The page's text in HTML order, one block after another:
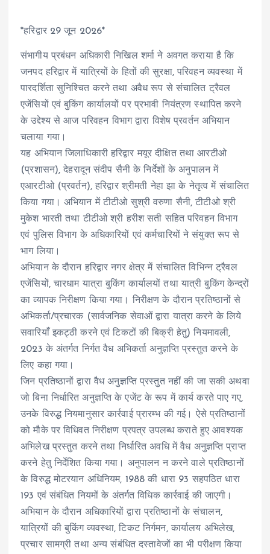
*हरिद्वार 29 जून 2026*
संभागीय प्रबंधन अधिकारी निखिल शर्मा ने अवगत कराया है कि
जनपद हरिद्वार में यात्रियों के हितों की सुरक्षा, परिवहन व्यवस्था में
पारदर्शिता सुनिश्चित करने तथा अवैध रूप से संचालित ट्रैवल
एजेंसियों एवं बुकिंग कार्यालयों पर प्रभावी नियंत्रण स्थापित करने
के उद्देश्य से आज परिवहन विभाग द्वारा विशेष प्रवर्तन अभियान
चलाया गया।
यह अभियान जिलाधिकारी हरिद्वार मयूर दीक्षित तथा आरटीओ
(प्रशासन), देहरादून संदीप सैनी के निर्देशों के अनुपालन में
एआरटीओ (प्रवर्तन), हरिद्वार श्रीमती नेहा झा के नेतृत्व में संचालित
किया गया। अभियान में टीटीओ सुश्री वरुणा सैनी, टीटीओ श्री
मुकेश भारती तथा टीटीओ श्री हरीश सती सहित परिवहन विभाग
एवं पुलिस विभाग के अधिकारियों एवं कर्मचारियों ने संयुक्त रूप से
भाग लिया।
अभियान के दौरान हरिद्वार नगर क्षेत्र में संचालित विभिन्न ट्रैवल
एजेंसियों, चारधाम यात्रा बुकिंग कार्यालयों तथा यात्री बुकिंग केन्द्रों
का व्यापक निरीक्षण किया गया। निरीक्षण के दौरान प्रतिष्ठानों से
अभिकर्ता/प्रचारक (सार्वजनिक सेवाओं द्वारा यात्रा करने के लिये
सवारियाँ इकट्ठी करने एवं टिकटों की बिक्री हेतु) नियमावली,
2023 के अंतर्गत निर्गत वैध अभिकर्ता अनुज्ञप्ति प्रस्तुत करने के
लिए कहा गया।
जिन प्रतिष्ठानों द्वारा वैध अनुज्ञप्ति प्रस्तुत नहीं की जा सकी अथवा
जो बिना निर्धारित अनुज्ञप्ति के एजेंट के रूप में कार्य करते पाए गए,
उनके विरुद्ध नियमानुसार कार्रवाई प्रारम्भ की गई। ऐसे प्रतिष्ठानों
को मौके पर विधिवत निरीक्षण प्रपत्र उपलब्ध कराते हुए आवश्यक
अभिलेख प्रस्तुत करने तथा निर्धारित अवधि में वैध अनुज्ञप्ति प्राप्त
करने हेतु निर्देशित किया गया। अनुपालन न करने वाले प्रतिष्ठानों
के विरुद्ध मोटरयान अधिनियम, 1988 की धारा 93 सहपठित धारा
193 एवं संबंधित नियमों के अंतर्गत विधिक कार्रवाई की जाएगी।
अभियान के दौरान अधिकारियों द्वारा प्रतिष्ठानों के संचालन,
यात्रियों की बुकिंग व्यवस्था, टिकट निर्गमन, कार्यालय अभिलेख,
प्रचार सामग्री तथा अन्य संबंधित दस्तावेजों का भी परीक्षण किया